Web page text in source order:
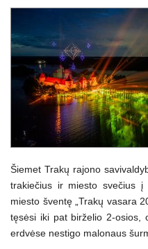
Šiemet Trakų rajono
trakiečius ir miesto svečius į
miesto šventę „Trakų vasara
tęsėsi iki pat birželio 2-osios,
erdvėse nestigo malonaus